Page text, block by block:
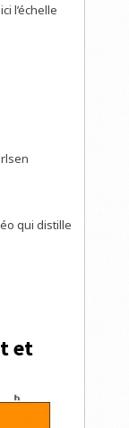
l’échelle
qui distille
et